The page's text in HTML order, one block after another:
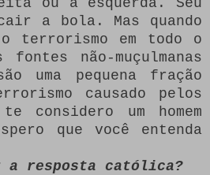
cair a bola.
Mas quando
terrorismo em todo o
não-muçulmanas
uma pequena fração
causado pelos
considero um homem
que você entenda
a resposta católica?